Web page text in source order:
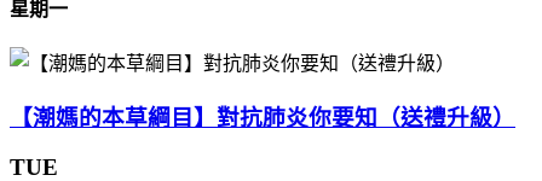
星期一
【潮媽的本草綱目】對抗肺炎你要知（送禮升級）
TUE